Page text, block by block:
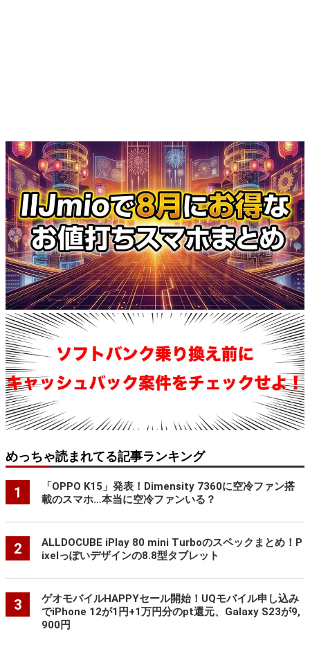
めっちゃ読まれてる記事ランキング
1
「OPPO K15」発表！Dimensity 7360に空冷ファン搭
載のスマホ…本当に空冷ファンいる？
2
ALLDOCUBE iPlay 80 mini Turboのスペックまとめ！P
ixelっぽいデザインの8.8型タブレット
3
ゲオモバイルHAPPYセール開始！UQモバイル申し込み
でiPhone 12が1円+1万円分のpt還元、Galaxy S23が9,
900円